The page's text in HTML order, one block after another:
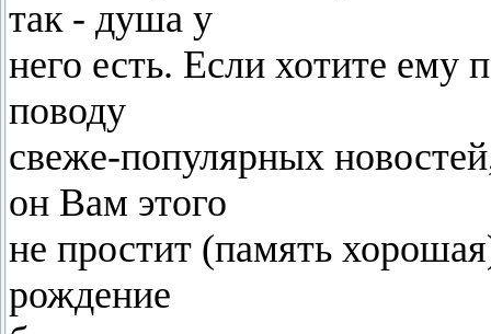
так - душа у
него есть. Если хотите ему
поводу
cвеже-популярных
он Вам этого
не простит (память
рождение